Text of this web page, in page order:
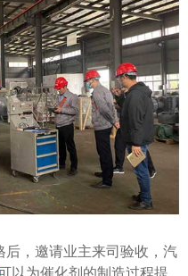
，邀请业主来司验收，汽